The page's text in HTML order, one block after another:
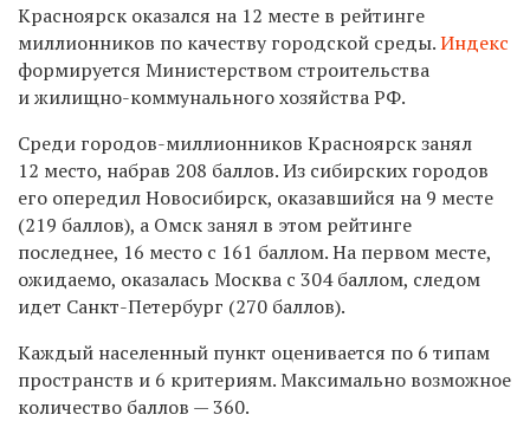
Красноярск оказался на 12 месте в рейтинге
миллионников по качеству городской среды.Индекс
формируется Министерством строительства
и жилищно-коммунального хозяйства РФ.
Среди городов-миллионников Красноярск занял
12 место, набрав 208 баллов. Из сибирских городов
его опередил Новосибирск, оказавшийся на 9 месте
(219 баллов), а Омск занял в этом рейтинге
последнее, 16 место с 161 баллом. На первом месте,
ожидаемо, оказалась Москва с 304 баллом, следом
идет Санкт-Петербург (270 баллов).
Каждый населенный пункт оценивается по 6 типам
пространств и 6 критериям. Максимально возможное
количество баллов — 360.